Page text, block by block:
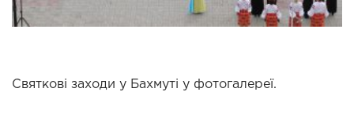
Святкові заходи у Бахмуті у фотогалереї.